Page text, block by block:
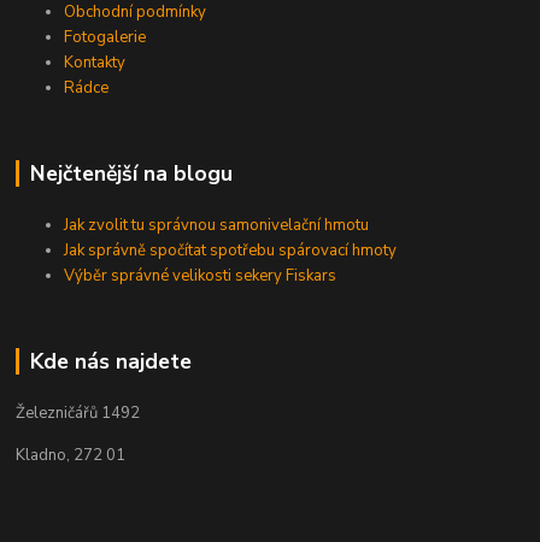
Obchodní podmínky
Fotogalerie
Kontakty
Rádce
Nejčtenější na blogu
Jak zvolit tu správnou samonivelační hmotu
Jak správně spočítat spotřebu spárovací hmoty
Výběr správné velikosti sekery Fiskars
Kde nás najdete
Železničářů 1492
Kladno, 272 01